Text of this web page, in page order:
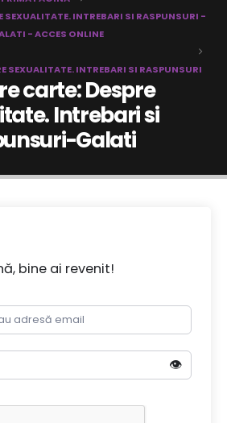
SEXUALITATE. INTREBARI SI RASPUNSURI -
- ACCES ONLINE
SEXUALITATE. INTREBARI SI RASPUNSURI
carte: Despre
Intrebari si
Galati
bine ai revenit!
👁️